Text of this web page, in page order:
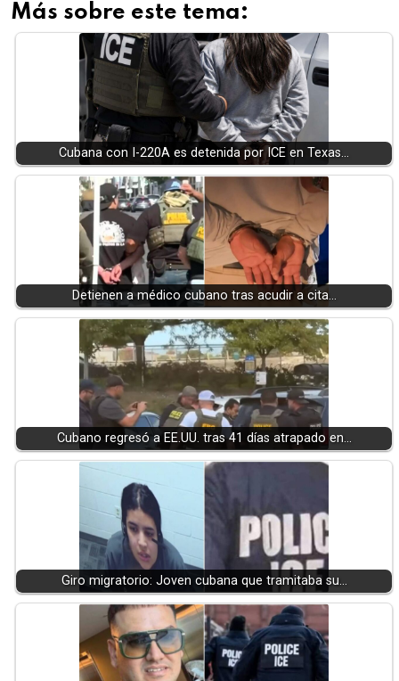
Más sobre este tema:
Cubana con I-220A es detenida por ICE en Texas…
Detienen a médico cubano tras acudir a cita…
Cubano regresó a EE.UU. tras 41 días atrapado en…
Giro migratorio: Joven cubana que tramitaba su…